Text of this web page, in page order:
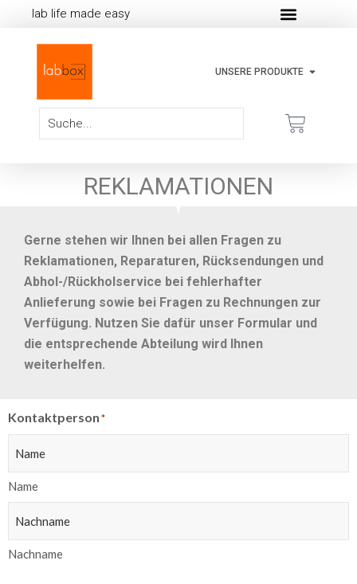
lab life made easy
UNSERE PRODUKTE
REKLAMATIONEN
Gerne stehen wir Ihnen bei allen Fragen zu
Reklamationen, Reparaturen, Rücksendungen und
Abhol-/Rückholservice bei fehlerhafter
Anlieferung sowie bei Fragen zu Rechnungen zur
Verfügung. Nutzen Sie dafür unser Formular und
die entsprechende Abteilung wird Ihnen
weiterhelfen.
Kontaktperson*
Name
Nachname